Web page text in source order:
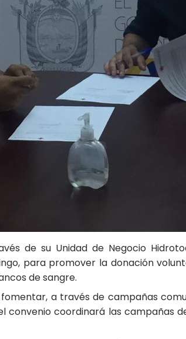
de su Unidad de Negocio
para promover la donación
de sangre.
a través de campañas
convenio coordinará las campañas